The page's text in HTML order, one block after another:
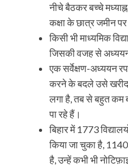
नीचे बैठकर बच्चे
कक्षा के छात्र जमीन
किसी भी माध्यमिक
जिसकी वजह से
एक सर्वेक्षण-अध्ययन
करने के बदले उसे
लगा है, तब से बहुत कम
पा रहे हैं।
बिहार में 1773
किया जा चुका है,
है, उन्हें कभी भी